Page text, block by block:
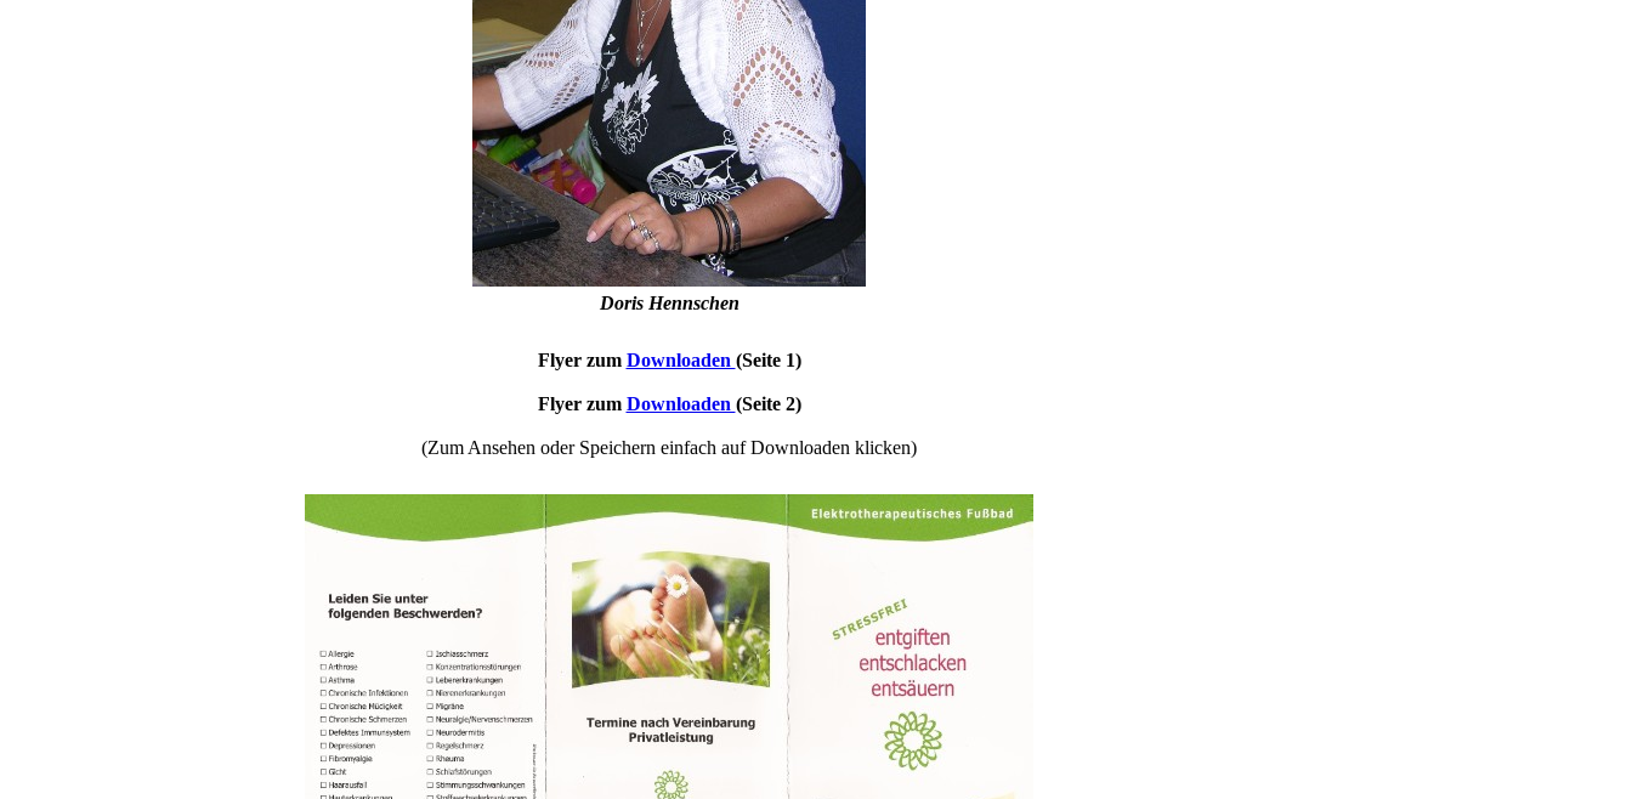
Doris Hennschen
Flyer zum Downloaden (Seite 1)
Flyer zum Downloaden (Seite 2)
(Zum Ansehen oder Speichern einfach auf Downloaden klicken)